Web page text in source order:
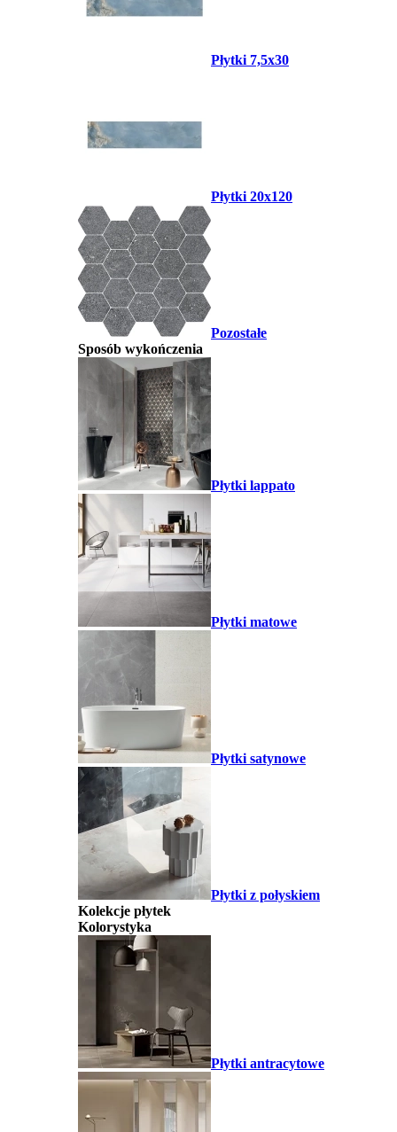
Płytki 7,5x30
Płytki 20x120
Pozostałe
Sposób wykończenia
Płytki lappato
Płytki matowe
Płytki satynowe
Płytki z połyskiem
Kolekcje płytek
Kolorystyka
Płytki antracytowe